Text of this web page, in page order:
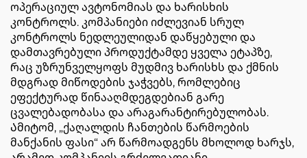
ოპერაციულ ავტონომიას და ხარისხის
კონტროლს. კომპანიები იძლევიან სრულ
კონტროლს ნედლეულიდან დაწყებული და
დამთავრებული პროდუქტამდე ყველა ეტაპზე,
რაც უზრუნველყოფს მუდმივ ხარისხს და ქმნის
მდგრად მიწოდების ჯაჭვებს, რომლებიც
ეფექტურად წინააღმდეგდებიან გარე
ცვალებადობასა და არაგარანტირებულობას.
Ამიტომ, „ქაღალდის ჩანთების წარმოების
მანქანის ფასი“ არ წარმოადგენს მხოლოდ ხარჯს,